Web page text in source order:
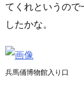
てくれというので
したかな。
兵馬俑博物館入り口